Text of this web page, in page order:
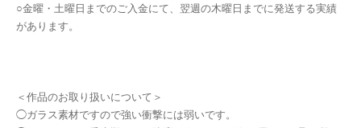
○金曜・土曜日までのご入金にて、翌週の木曜日までに発送する実績
があります。
＜作品のお取り扱いについて＞
◯ガラス素材ですので強い衝撃には弱いです。